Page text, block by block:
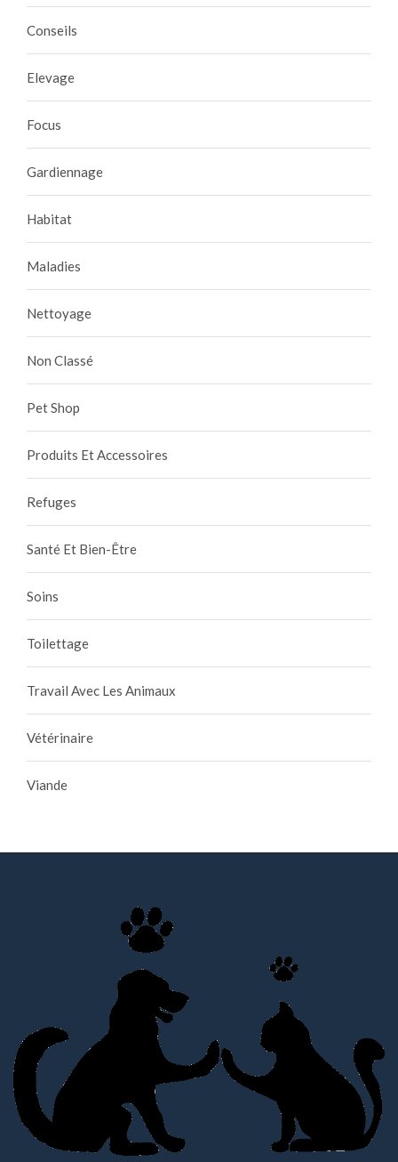
Conseils
Elevage
Focus
Gardiennage
Habitat
Maladies
Nettoyage
Non Classé
Pet Shop
Produits Et Accessoires
Refuges
Santé Et Bien-Être
Soins
Toilettage
Travail Avec Les Animaux
Vétérinaire
Viande